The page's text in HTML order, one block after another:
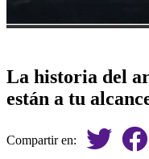
La historia del
están a tu
Compartir en: